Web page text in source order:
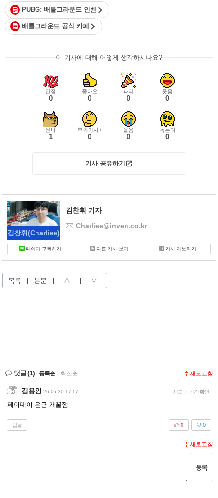
PUBG: 배틀그라운드 인벤
배틀그라운드 공식 카페
이 기사에 대해 어떻게 생각하시나요?
만점
0
좋아요
0
파티
0
웃음
0
씬나
1
후속기사+
0
울음
0
녹는다
0
기사 공유하기
김찬휘(Charliee)
김찬휘 기자
Charliee@inven.co.kr
페이지 구독하기 다른 기사 보기 기사 제보하기
목록 | 본문 | △ | ▽
댓글(1) 등록순 최신순 새로고침
김용인 26-05-30 17:17 신고 | 공감 확인
페이데이 은근 개꿀잼
답글 0
0
새로고침
등록